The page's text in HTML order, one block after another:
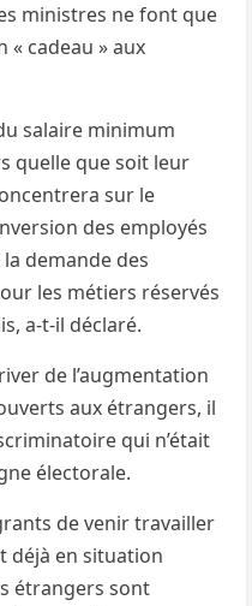
ministres ne font que
« cadeau » aux
salaire minimum
quelle que soit leur
sur le
des employés
demande des
les métiers réservés
a-t-il déclaré.
de l’augmentation
aux étrangers, il
qui n’était
électorale.
de venir travailler
déjà en situation
étrangers sont